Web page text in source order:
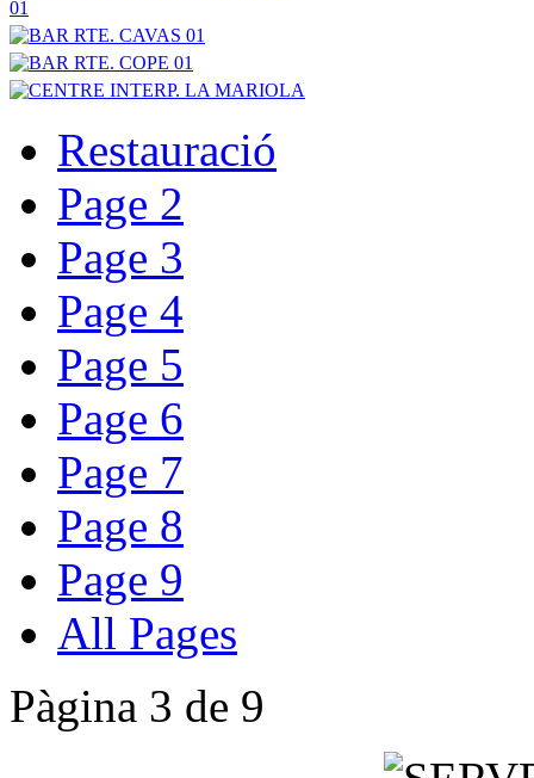
Restauració
Page 2
Page 3
Page 4
Page 5
Page 6
Page 7
Page 8
Page 9
All Pages
Pàgina 3 de 9